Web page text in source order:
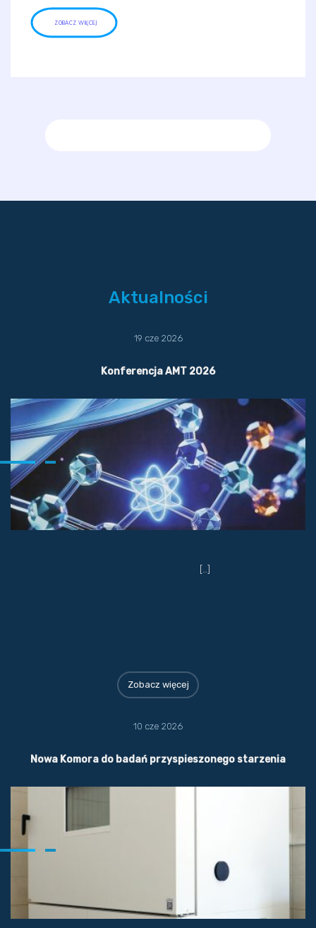
ZOBACZ WIĘCEJ
Aktualności
19 cze 2026
Konferencja AMT 2026
[…]
Zobacz więcej
10 cze 2026
Nowa Komora do badań przyspieszonego starzenia